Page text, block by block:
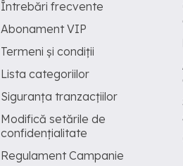
Întrebări frecvente
Abonament VIP
Termeni și condiții
Lista categoriilor
Siguranța tranzacțiilor
Modifică setările de
confidențialitate
Regulament Campanie